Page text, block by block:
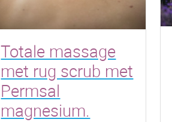
Totale massage
met rug scrub met
Permsal
magnesium.